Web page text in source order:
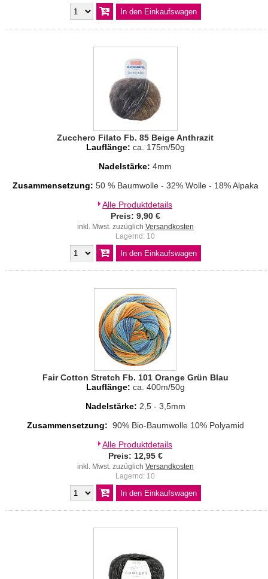
Zucchero Filato Fb. 85 Beige Anthrazit
Lauflänge: ca. 175m/50g
Nadelstärke: 4mm
Zusammensetzung: 50 % Baumwolle - 32% Wolle - 18% Alpaka
Alle Produktdetails
Preis: 9,90 €
inkl. Mwst. zuzüglich Versandkosten
Lagernd: 10
Fair Cotton Stretch Fb. 101 Orange Grün Blau
Lauflänge: ca. 400m/50g
Nadelstärke: 2,5 - 3,5mm
Zusammensetzung: 90% Bio-Baumwolle 10% Polyamid
Alle Produktdetails
Preis: 12,95 €
inkl. Mwst. zuzüglich Versandkosten
Lagernd: 10